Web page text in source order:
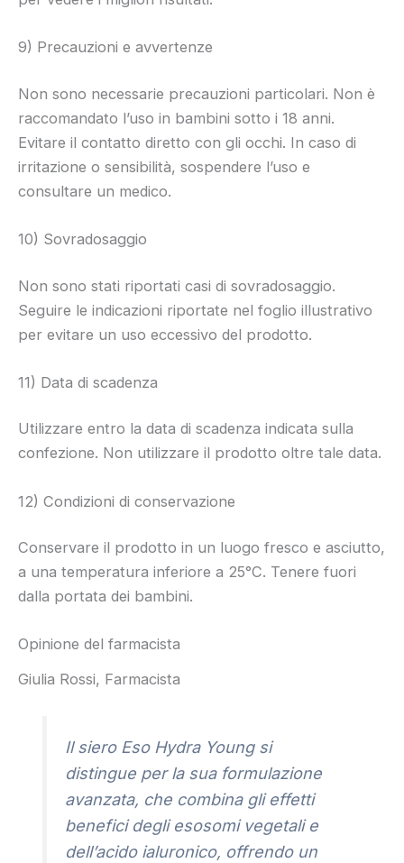
9) Precauzioni e avvertenze
Non sono necessarie precauzioni particolari. Non è
raccomandato l’uso in bambini sotto i 18 anni.
Evitare il contatto diretto con gli occhi. In caso di
irritazione o sensibilità, sospendere l’uso e
consultare un medico.
10) Sovradosaggio
Non sono stati riportati casi di sovradosaggio.
Seguire le indicazioni riportate nel foglio illustrativo
per evitare un uso eccessivo del prodotto.
11) Data di scadenza
Utilizzare entro la data di scadenza indicata sulla
confezione. Non utilizzare il prodotto oltre tale data.
12) Condizioni di conservazione
Conservare il prodotto in un luogo fresco e asciutto,
a una temperatura inferiore a 25°C. Tenere fuori
dalla portata dei bambini.
Opinione del farmacista
Giulia Rossi, Farmacista
Il siero Eso Hydra Young si
distingue per la sua formulazione
avanzata, che combina gli effetti
benefici degli esosomi vegetali e
dell’acido ialuronico, offrendo un